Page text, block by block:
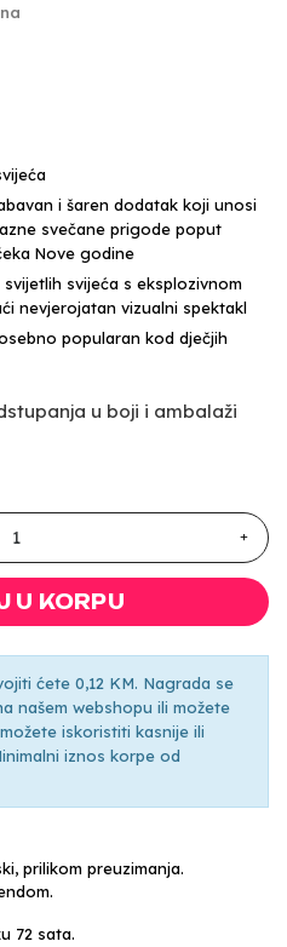
i šaren dodatak koji unosi
svečane prigode poput
Nove godine
svijeća s eksplozivnom
nevjerojatan vizualni spektakl
popularan kod dječjih
u boji i ambalaži
U KORPU
ćete 0,12 KM. Nagrada se
našem webshopu ili možete
iskoristiti kasnije ili
iznos korpe od
prilikom preuzimanja.
72 sata.